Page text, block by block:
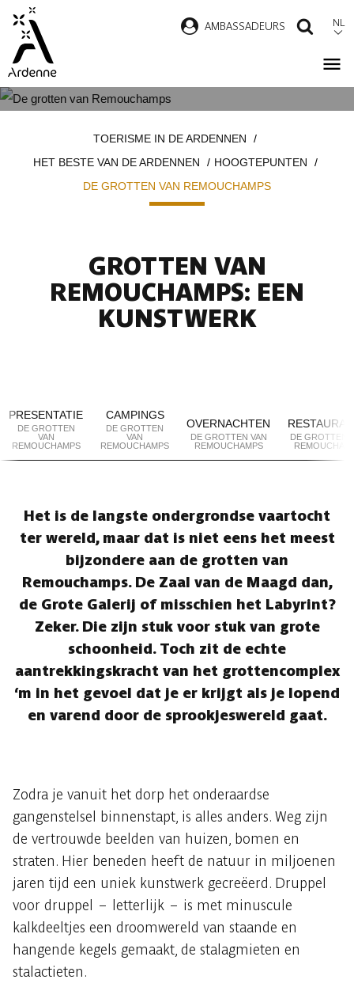
Overslaan
naar
inhoud
AMBASSADEURS NL
TOERISME IN DE ARDENNEN
HET BESTE VAN DE ARDENNEN
HOOGTEPUNTEN
DE GROTTEN VAN REMOUCHAMPS
GROTTEN VAN
REMOUCHAMPS: EEN
KUNSTWERK
PRESENTATIE
DE GROTTEN
VAN
REMOUCHAMPS
CAMPINGS
DE GROTTEN
VAN
REMOUCHAMPS
OVERNACHTEN
DE GROTTEN VAN
REMOUCHAMPS
DE GROTTEN
Het is de langste ondergrondse vaartocht
ter wereld, maar dat is niet eens het meest
bijzondere aan de grotten van
Remouchamps. De Zaal van de Maagd dan,
de Grote Galerij of misschien het Labyrint?
Zeker. Die zijn stuk voor stuk van grote
schoonheid. Toch zit de echte
aantrekkingskracht van het grottencomplex
‘m in het gevoel dat je er krijgt als je lopend
en varend door de sprookjeswereld gaat.
Zodra je vanuit het dorp het onderaardse
gangenstelsel binnenstapt, is alles anders. Weg zijn
de vertrouwde beelden van huizen, bomen en
straten. Hier beneden heeft de natuur in miljoenen
jaren tijd een uniek kunstwerk gecreëerd. Druppel
voor druppel – letterlijk – is met minuscule
kalkdeeltjes een droomwereld van staande en
hangende kegels gemaakt, de stalagmieten en
stalactieten.